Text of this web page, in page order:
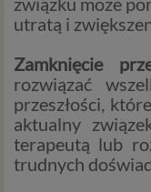
utratą i
Zamknięcie
rozwiązać
przeszłości,
aktualny
terapeutą lub
trudnych
zagadnień
związku z
przeczytanie, nie
Czym są dane
Dane osobowe to,
zidentyfikowanej